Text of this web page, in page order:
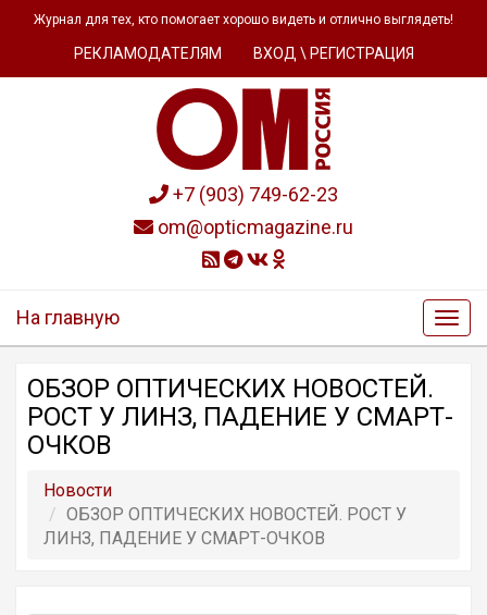
Журнал для тех, кто помогает хорошо видеть и отлично выглядеть!
РЕКЛАМОДАТЕЛЯМ ВХОД \ РЕГИСТРАЦИЯ
+7 (903) 749-62-23
om@opticmagazine.ru
На главную
ОБЗОР OПТИЧЕСКИХ НОВОСТЕЙ.
РОСТ У ЛИНЗ, ПАДЕНИЕ У СМАРТ-
ОЧКОВ
Новости
ОБЗОР OПТИЧЕСКИХ НОВОСТЕЙ. РОСТ У
ЛИНЗ, ПАДЕНИЕ У СМАРТ-ОЧКОВ